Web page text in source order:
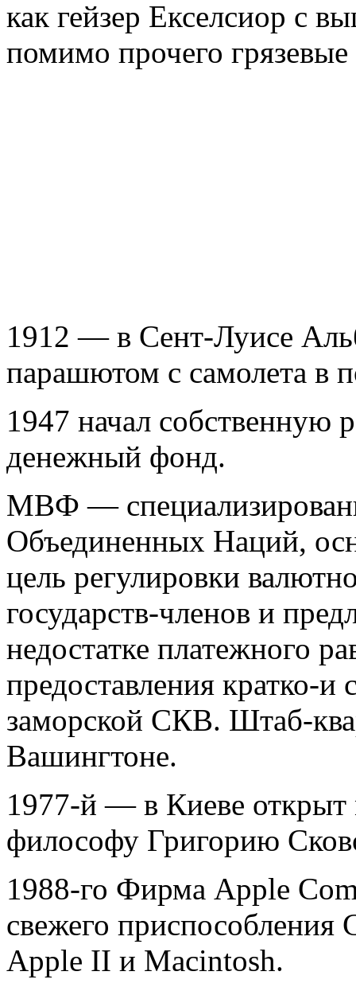
как гейзер Екселсиор с
помимо прочего
1912 — в Сент-Луисе
парашютом с самолета в
1947 начал собственную
денежный фонд.
МВФ —
Объединенных Наций,
цель регулировки
государств-членов и
недостатке платежного
предоставления кратко-и
заморской СКВ. Штаб-
Вашингтоне.
1977-й — в Киеве открыт
философу Григорию
1988-го Фирма Apple
свежего
Apple II и Macintosh.